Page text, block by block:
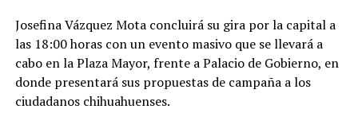
Josefina Vázquez Mota concluirá su gira por la capital a
las 18:00 horas con un evento masivo que se llevará a
cabo en la Plaza Mayor, frente a Palacio de Gobierno, en
donde presentará sus propuestas de campaña a los
ciudadanos chihuahuenses.